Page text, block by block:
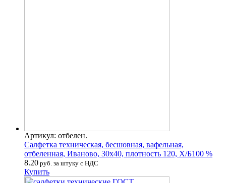
Артикул: отбелен.
Салфетка техническая, бесшовная, вафельная,
отбеленная, Иваново, 30х40, плотность 120, Х/Б100 %
8.20 руб. за штуку с НДС
Купить